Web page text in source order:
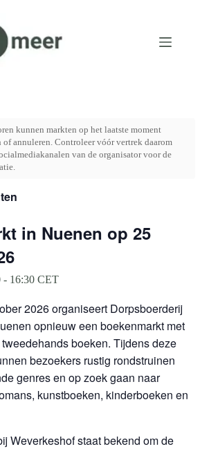
kunnen markten op het laatste moment
annuleren. Controleer vóór vertrek daarom
van de organisator voor de
in Nuenen op 25
- 16:30 CET
2026 organiseert Dorpsboerderij
opnieuw een boekenmarkt met
boeken. Tijdens deze
bezoekers rustig rondstruinen
genres en op zoek gaan naar
kunstboeken, kinderboeken en
Weverkeshof staat bekend om de